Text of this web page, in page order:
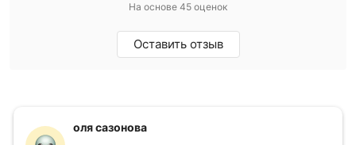
На основе 45 оценок
Оставить отзыв
оля сазонова